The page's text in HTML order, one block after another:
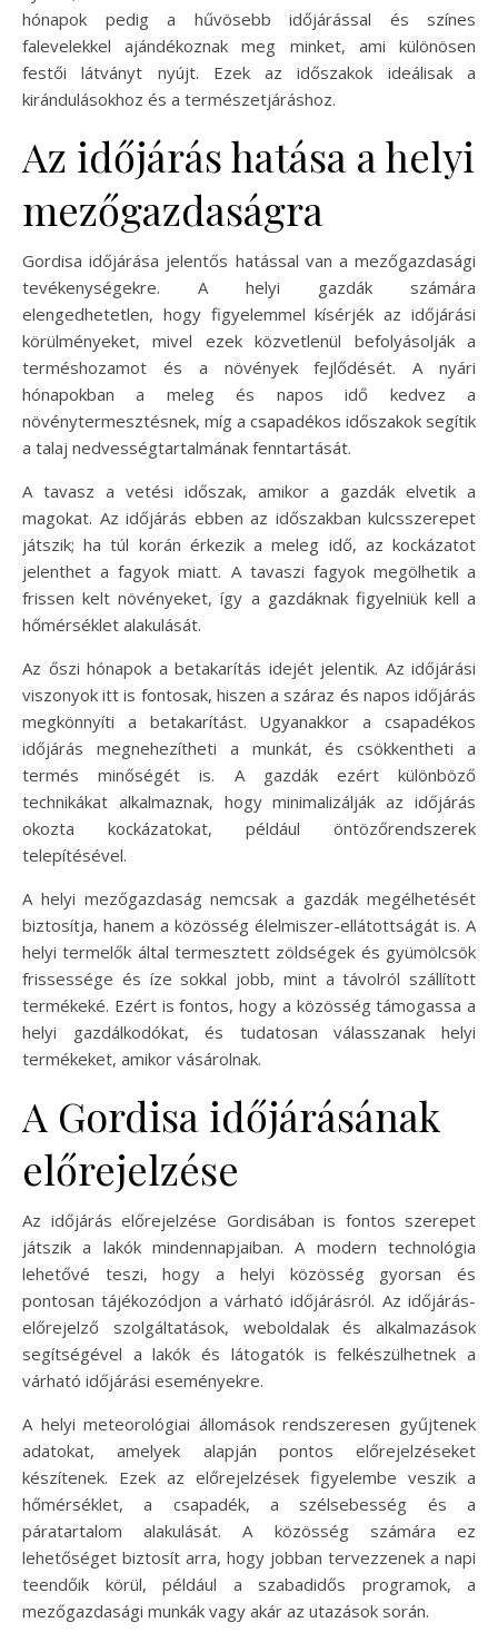
hónapok pedig a hűvösebb időjárással és színes
falevelekkel ajándékoznak meg minket, ami különösen
festői látványt nyújt. Ezek az időszakok ideálisak a
kirándulásokhoz és a természetjáráshoz.
Az időjárás hatása a helyi
mezőgazdaságra
Gordisa időjárása jelentős hatással van a mezőgazdasági
tevékenységekre. A helyi gazdák számára
elengedhetetlen, hogy figyelemmel kísérjék az időjárási
körülményeket, mivel ezek közvetlenül befolyásolják a
terméshozamot és a növények fejlődését. A nyári
hónapokban a meleg és napos idő kedvez a
növénytermesztésnek, míg a csapadékos időszakok segítik
a talaj nedvességtartalmának fenntartását.
A tavasz a vetési időszak, amikor a gazdák elvetik a
magokat. Az időjárás ebben az időszakban kulcsszerepet
játszik; ha túl korán érkezik a meleg idő, az kockázatot
jelenthet a fagyok miatt. A tavaszi fagyok megölhetik a
frissen kelt növényeket, így a gazdáknak figyelniük kell a
hőmérséklet alakulását.
Az őszi hónapok a betakarítás idejét jelentik. Az időjárási
viszonyok itt is fontosak, hiszen a száraz és napos időjárás
megkönnyíti a betakarítást. Ugyanakkor a csapadékos
időjárás megnehezítheti a munkát, és csökkentheti a
termés minőségét is. A gazdák ezért különböző
technikákat alkalmaznak, hogy minimalizálják az időjárás
okozta kockázatokat, például öntözőrendszerek
telepítésével.
A helyi mezőgazdaság nemcsak a gazdák megélhetését
biztosítja, hanem a közösség élelmiszer-ellátottságát is. A
helyi termelők által termesztett zöldségek és gyümölcsök
frissessége és íze sokkal jobb, mint a távolról szállított
termékeké. Ezért is fontos, hogy a közösség támogassa a
helyi gazdálkodókat, és tudatosan válasszanak helyi
termékeket, amikor vásárolnak.
A Gordisa időjárásának
előrejelzése
Az időjárás előrejelzése Gordisában is fontos szerepet
játszik a lakók mindennapjaiban. A modern technológia
lehetővé teszi, hogy a helyi közösség gyorsan és
pontosan tájékozódjon a várható időjárásról. Az időjárás-
előrejelző szolgáltatások, weboldalak és alkalmazások
segítségével a lakók és látogatók is felkészülhetnek a
várható időjárási eseményekre.
A helyi meteorológiai állomások rendszeresen gyűjtenek
adatokat, amelyek alapján pontos előrejelzéseket
készítenek. Ezek az előrejelzések figyelembe veszik a
hőmérséklet, a csapadék, a szélsebesség és a
páratartalom alakulását. A közösség számára ez
lehetőséget biztosít arra, hogy jobban tervezzenek a napi
teendőik körül, például a szabadidős programok, a
mezőgazdasági munkák vagy akár az utazások során.